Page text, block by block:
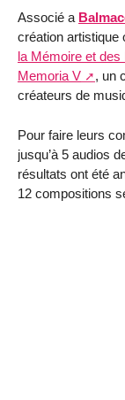
Associé a
création artistique
la Mémoire et
Memoria V
, un
créateurs de
Pour faire leurs
jusqu’à 5 audios
résultats ont été
12 compositions